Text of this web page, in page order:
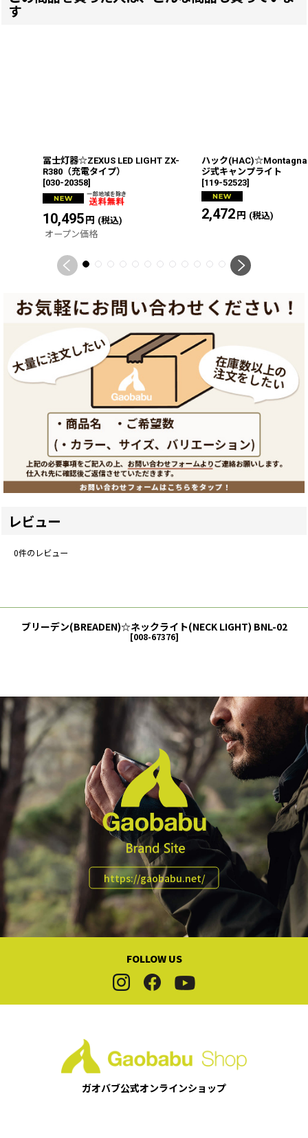
ブリーデン(BREADEN)☆ネックライト(NECK LIGHT) BNL-02
[008-67376]
す
冨士灯器☆ZEXUS LED LIGHT ZX-
R380（充電タイプ）
[030-20358]
10,495円 (税込)
オープン価格
ハック(HAC)☆Montagna
ジ式キャンプライト
[119-52523]
2,472円 (税込)
レビュー
0件のレビュー
https://gaobabu.net/
FOLLOW US
ガオバブ公式オンラインショップ